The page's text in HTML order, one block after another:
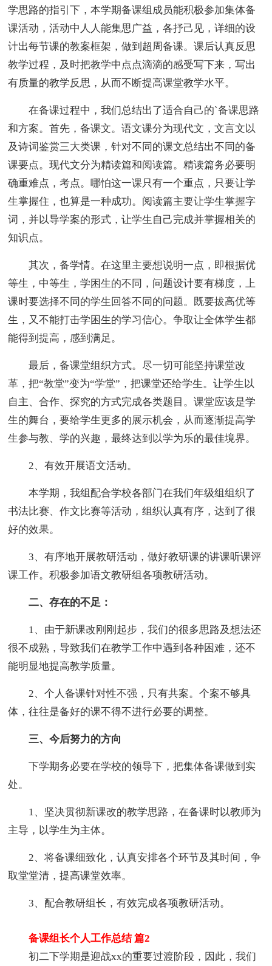
学思路的指引下，本学期备课组成员能积极参加集体备
课活动，活动中人人能集思广益，各抒己见，详细的设
计出每节课的教案框架，做到超周备课。课后认真反思
教学过程，及时把教学中点点滴滴的感受写下来，写出
有质量的教学反思，从而不断提高课堂教学水平。
在备课过程中，我们总结出了适合自己的`备课思路
和方案。首先，备课文。语文课分为现代文，文言文以
及诗词鉴赏三大类课，针对不同的课文总结出不同的备
课要点。现代文分为精读篇和阅读篇。精读篇务必要明
确重难点，考点。哪怕这一课只有一个重点，只要让学
生掌握住，也算是一种成功。阅读篇主要让学生掌握字
词，并以导学案的形式，让学生自己完成并掌握相关的
知识点。
其次，备学情。在这里主要想说明一点，即根据优
等生，中等生，学困生的不同，问题设计要有梯度，上
课时要选择不同的学生回答不同的问题。既要拔高优等
生，又不能打击学困生的学习信心。争取让全体学生都
能得到提高，感到满足。
最后，备课堂组织方式。尽一切可能坚持课堂改
革，把“教堂”变为“学堂”，把课堂还给学生。让学生以
自主、合作、探究的方式完成各类题目。课堂应该是学
生的舞台，要给学生更多的展示机会，从而逐渐提高学
生参与教、学的兴趣，最终达到以学为乐的最佳境界。
2、有效开展语文活动。
本学期，我组配合学校各部门在我们年级组组织了
书法比赛、作文比赛等活动，组织认真有序，达到了很
好的效果。
3、有序地开展教研活动，做好教研课的讲课听课评
课工作。积极参加语文教研组各项教研活动。
二、存在的不足：
1、由于新课改刚刚起步，我们的很多思路及想法还
很不成熟，导致我们在教学工作中遇到各种困难，还不
能明显地提高教学质量。
2、个人备课针对性不强，只有共案。个案不够具
体，往往是备好的课不得不进行必要的调整。
三、今后努力的方向
下学期务必要在学校的领导下，把集体备课做到实
处。
1、坚决贯彻新课改的教学思路，在备课时以教师为
主导，以学生为主体。
2、将备课细致化，认真安排各个环节及其时间，争
取堂堂清，提高课堂效率。
3、配合教研组长，有效完成各项教研活动。
备课组长个人工作总结 篇2
初二下学期是迎战xx的重要过渡阶段，因此，我们